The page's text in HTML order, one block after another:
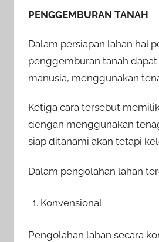
PENGGEMBURAN TANAH
Dalam persiapan lahan hal
penggemburan tanah
manusia, menggunakan
Ketiga cara tersebut
dengan menggunakan
siap ditanami akan tetapi
Dalam pengolahan lahan
Konvensional
Pengolahan lahan secara